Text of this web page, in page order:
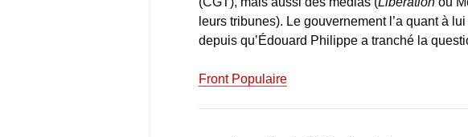
leurs tribunes). Le gouvernement l’a quant à
depuis qu’Édouard Philippe a tranché la
Front Populaire